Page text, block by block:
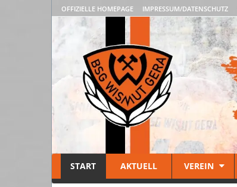
OFFIZIELLE HOMEPAGE IMPRESSUM/DATENSCHUTZ
START AKTUELL VEREIN